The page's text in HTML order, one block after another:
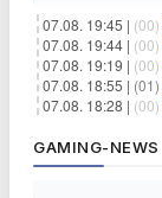
07.08. 19:45 | (00)
07.08. 19:44 | (00)
07.08. 19:19 | (00)
07.08. 18:55 | (01)
07.08. 18:28 | (00)
GAMING-NEWS